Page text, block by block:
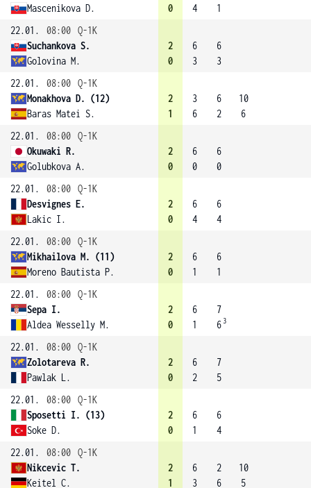
Mascenikova D.
0
4
1
22.01.
08:00 Q-1K
Suchankova S.
Golovina M.
2
0
6
3
6
3
22.01.
08:00 Q-1K
Monakhova D. (12)
Baras Matei S.
2
1
3
6
6
2
10
6
22.01.
08:00 Q-1K
Okuwaki R.
Golubkova A.
2
0
6
0
6
0
22.01.
08:00 Q-1K
Desvignes E.
Lakic I.
2
0
6
4
6
4
22.01.
08:00 Q-1K
Mikhailova M. (11)
Moreno Bautista P.
2
0
6
1
6
1
22.01.
08:00 Q-1K
Sepa I.
Aldea Wesselly M.
2
0
6
1
7
6 3
22.01. 08:00 Q-1K
Zolotareva R.
Pawlak L.
2
0
6
2
7
5
22.01.
08:00 Q-1K
Sposetti I. (13)
Soke D.
2
0
6
1
6
4
22.01.
08:00 Q-1K
Nikcevic T.
Keitel C.
2
1
6
3
2
6
10
5